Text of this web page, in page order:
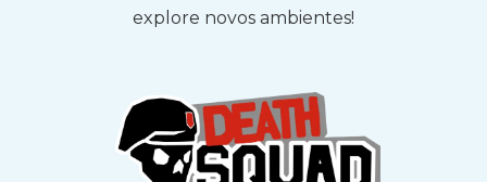
explore novos ambientes!